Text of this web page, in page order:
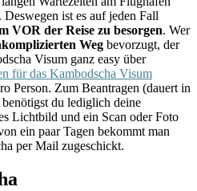
ist es auf jeden Fall
VOR der Reise zu besorgen. Wer
Weg bevorzugt, der
Visum ganz easy über
für das Kambodscha Visum
Person. Zum Beantragen (dauert in
du lediglich deine
Lichtbild und ein Scan oder Foto
ein paar Tagen bekommt man
per Mail zugeschickt.